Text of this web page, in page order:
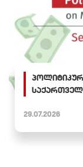
29.07.2026